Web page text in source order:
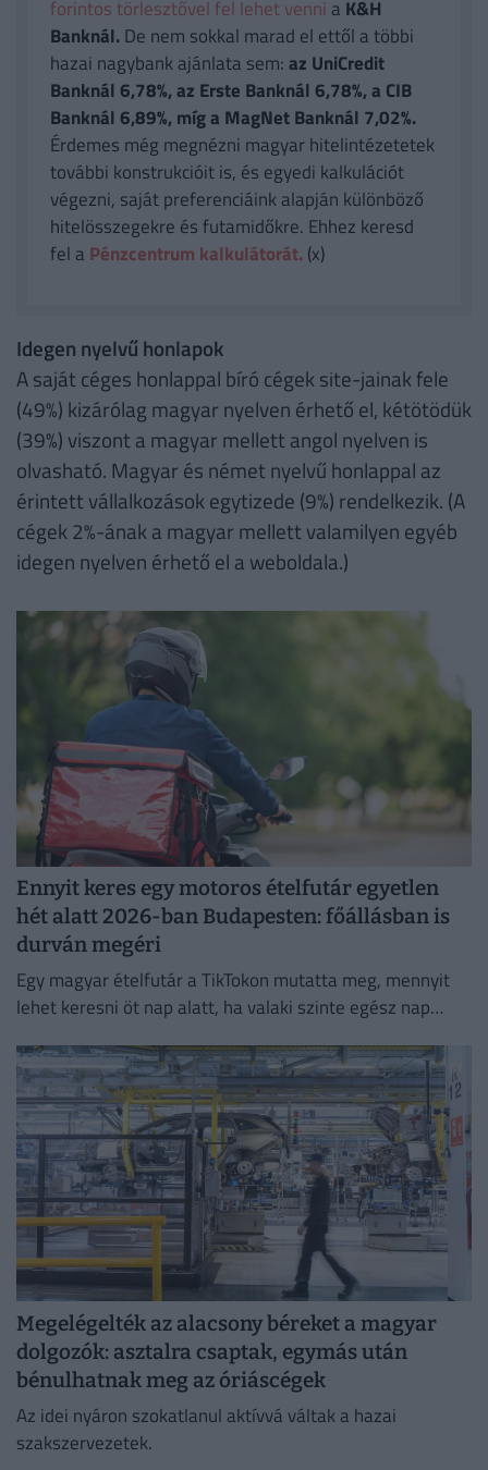
forintos törlesztővel fel lehet venni a K&H
Banknál.De nem sokkal marad el ettől a többi
hazai nagybank ajánlata sem:az UniCredit
Banknál 6,78%, az Erste Banknál 6,78%, a CIB
Banknál 6,89%, míg a MagNet Banknál 7,02%.
Érdemes még megnézni magyar hitelintézetetek
további konstrukcióit is, és egyedi kalkulációt
végezni, saját preferenciáink alapján különböző
hitelösszegekre és futamidőkre. Ehhez keresd
fel a Pénzcentrum kalkulátorát. (x)
Idegen nyelvű honlapok
A saját céges honlappal bíró cégek site-jainak fele
(49%) kizárólag magyar nyelven érhető el, kétötödük
(39%) viszont a magyar mellett angol nyelven is
olvasható. Magyar és német nyelvű honlappal az
érintett vállalkozások egytizede (9%) rendelkezik. (A
cégek 2%-ának a magyar mellett valamilyen egyéb
idegen nyelven érhető el a weboldala.)
Ennyit keres egy motoros ételfutár egyetlen
hét alatt 2026-ban Budapesten: főállásban is
durván megéri
Egy magyar ételfutár a TikTokon mutatta meg, mennyit
lehet keresni öt nap alatt, ha valaki szinte egész nap
Megelégelték az alacsony béreket a magyar
dolgozók: asztalra csaptak, egymás után
bénulhatnak meg az óriáscégek
Az idei nyáron szokatlanul aktívvá váltak a hazai
szakszervezetek.